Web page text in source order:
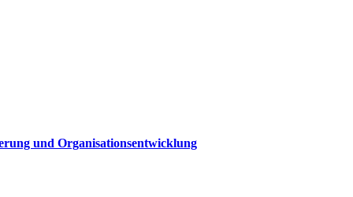
und Organisationsentwicklung